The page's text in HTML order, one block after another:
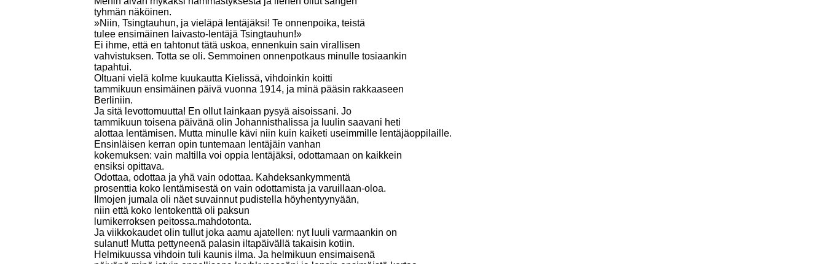
tyhmän näköinen.
»Niin, Tsingtauhun, ja vieläpä lentäjäksi! Te onnenpoika, teistä
tulee ensimäinen laivasto-lentäjä Tsingtauhun!»
Ei ihme, että en tahtonut tätä uskoa, ennenkuin sain virallisen
vahvistuksen. Totta se oli. Semmoinen onnenpotkaus minulle tosiaankin
tapahtui.
Oltuani vielä kolme kuukautta Kielissä, vihdoinkin koitti
tammikuun ensimäinen päivä vuonna 1914, ja minä pääsin rakkaaseen
Berliniin.
Ja sitä levottomuutta! En ollut lainkaan pysyä aisoissani. Jo
tammikuun toisena päivänä olin Johannisthalissa ja luulin saavani heti
alottaa lentämisen. Mutta minulle kävi niin kuin kaiketi useimmille lentäjäoppilaille.
Ensinläisen kerran opin tuntemaan lentäjäin vanhan
kokemuksen: vain maltilla voi oppia lentäjäksi, odottamaan on kaikkein
ensiksi opittava.
Odottaa, odottaa ja yhä vain odottaa. Kahdeksankymmentä
prosenttia koko lentämisestä on vain odottamista ja varuillaan-oloa.
Ilmojen jumala oli näet suvainnut pudistella höyhentyynyään,
niin että koko lentokenttä oli paksun
lumikerroksen peitossa.mahdotonta.
Ja viikkokaudet olin tullut joka aamu ajatellen: nyt luuli varmaankin on
sulanut! Mutta pettyneenä palasin iltapäivällä takaisin kotiin.
Helmikuussa vihdoin tuli kaunis ilma. Ja helmikuun ensimaisenä